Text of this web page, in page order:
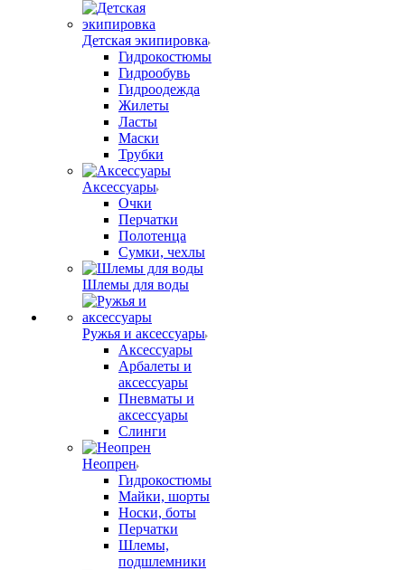
Детская экипировка
Гидрокостюмы
Гидрообувь
Гидроодежда
Жилеты
Ласты
Маски
Трубки
Аксессуары
Очки
Перчатки
Полотенца
Сумки, чехлы
Шлемы для воды
Ружья и аксессуары
Аксессуары
Арбалеты и
аксессуары
Пневматы и
аксессуары
Слинги
Неопрен
Гидрокостюмы
Майки, шорты
Носки, боты
Перчатки
Шлемы,
подшлемники